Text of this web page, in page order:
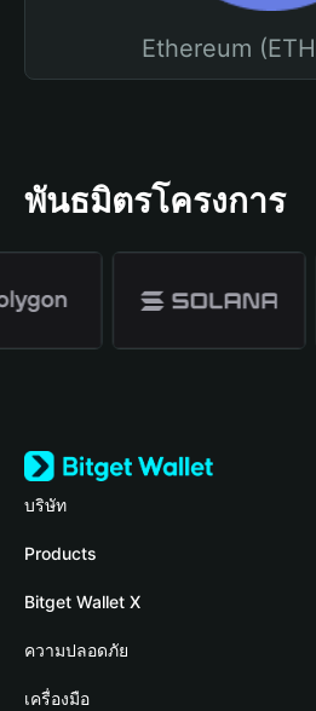
Ethereum
พันธมิตรโครงการ
บริษัท
เกี่ยวกับ Bitget Wallet
Blog
Academy
ข่าวสารด้านคริปโต
Products
Crypto Card
Stablecoin Earn
Payfi Crypto
Bitget Wallet X
นักพัฒนา
เชื่อมต่อ Wallet
ความปลอดภัย
Protection Fund
เครื่องมือ